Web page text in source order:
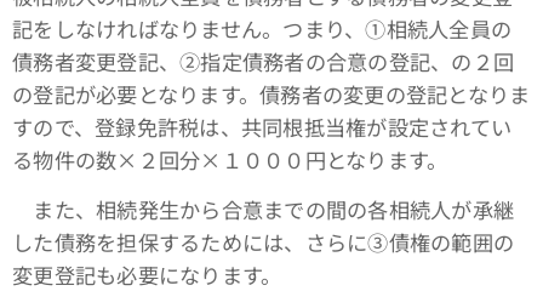
記をしなければなりません。つまり、①相続人全員の
債務者変更登記、➁指定債務者の合意の登記、の２回
の登記が必要となります。債務者の変更の登記となりま
すので、登録免許税は、共同根抵当権が設定されてい
る物件の数×２回分×１０００円となります。
また、相続発生から合意までの間の各相続人が承継
した債務を担保するためには、さらに③債権の範囲の
変更登記も必要になります。